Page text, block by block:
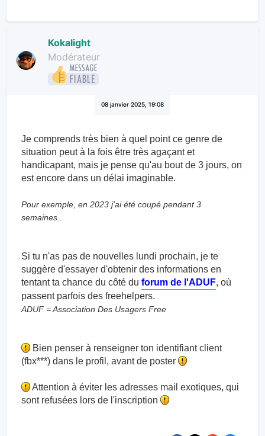
Kokalight
Modérateur
08 janvier 2025, 19:08
Je comprends très bien à quel point ce genre de
situation peut à la fois être très agaçant et
handicapant, mais je pense qu'au bout de 3 jours, on
est encore dans un délai imaginable.
Pour exemple, en 2023 j'ai été coupé pendant 3
semaines...
Si tu n'as pas de nouvelles lundi prochain, je te
suggère d'essayer d'obtenir des informations en
tentant ta chance du côté du forum de l'ADUF, où
passent parfois des freehelpers.
ADUF = Association Des Usagers Free
Bien penser à renseigner ton identifiant client
(fbx***) dans le profil, avant de poster
Attention à éviter les adresses mail exotiques, qui
sont refusées lors de l'inscription